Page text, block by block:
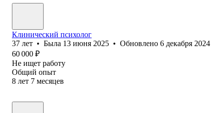
Клинический психолог
37 лет • Была 13 июня 2025 • Обновлено 6 декабря 2024
60 000 ₽
Не ищет работу
Общий опыт
8 лет 7 месяцев